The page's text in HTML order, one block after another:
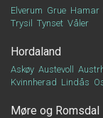
Elverum Grue Hamar
Trysil
Tynset Våler
Hordaland
Askøy Austevoll
Kvinnherad Lindås
Møre og Romsdal